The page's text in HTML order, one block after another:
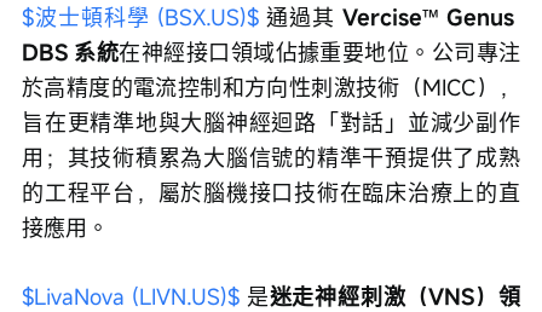
$波士頓科學 (BSX.US)$ 通過其 Vercise™️ Genus
DBS 系統在神經接口領域佔據重要地位。公司專注
於高精度的電流控制和方向性刺激技術（MICC），
旨在更精準地與大腦神經迴路「對話」並減少副作
用；其技術積累為大腦信號的精準干預提供了成熟
的工程平台，屬於腦機接口技術在臨床治療上的直
接應用。
$LivaNova (LIVN.US)$ 是迷走神經刺激（VNS）領